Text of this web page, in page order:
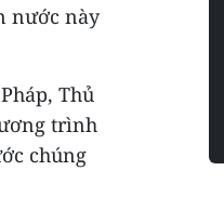
nước này
Thủ
trình
chúng